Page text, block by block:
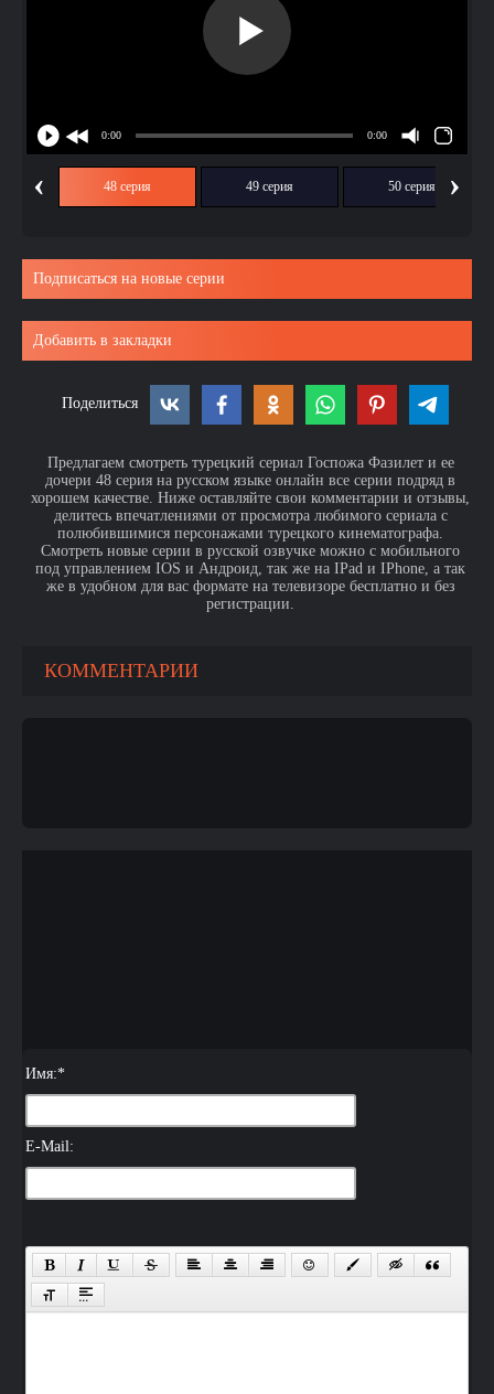
‹ 48 серия 49 серия 50 серия ›
Подписаться на новые серии
Добавить в закладки
Поделиться
Предлагаем смотреть турецкий сериал Госпожа Фазилет и ее
дочери 48 серия на русском языке онлайн все серии подряд в
хорошем качестве. Ниже оставляйте свои комментарии и отзывы,
делитесь впечатлениями от просмотра любимого сериала с
полюбившимися персонажами турецкого кинематографа.
Смотреть новые серии в русской озвучке можно с мобильного
под управлением IOS и Андроид, так же на IPad и IPhone, а так
же в удобном для вас формате на телевизоре бесплатно и без
регистрации.
КОММЕНТАРИИ
Имя:*
E-Mail: